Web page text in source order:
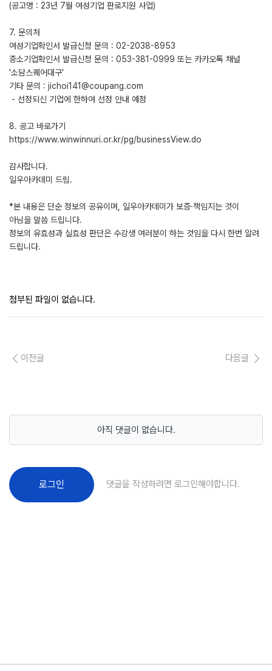
(공고명 : 23년 7월 여성기업 판로지원 사업)
7. 문의처
여성기업확인서 발급신청 문의 : 02-2038-8953
중소기업확인서 발급신청 문의 : 053-381-0999 또는 카카오톡 채널
'소담스퀘어대구'
기타 문의 : jichoi141@coupang.com
- 선정되신 기업에 한하여 선정 안내 예정
8. 공고 바로가기
https://www.winwinnuri.or.kr/pg/businessView.do
감사합니다.
일우아카데미 드림.
*본 내용은 단순 정보의 공유이며, 일우아카데미가 보증·책임지는 것이
아님을 말씀 드립니다.
정보의 유효성과 실효성 판단은 수강생 여러분이 하는 것임을 다시 한번 알려
드립니다.
첨부된 파일이 없습니다.
이전글 다음글
아직 댓글이 없습니다.
로그인 댓글을 작성하려면 로그인해야합니다.